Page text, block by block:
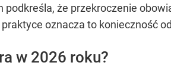
podkreśla, że przekroczenie
oznacza to konieczność
w 2026 roku?